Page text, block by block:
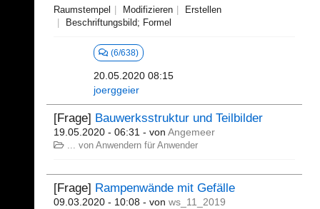
Raumstempel Modifizieren
Erstellen
Beschriftungsbild; Formel
(6/638)
20.05.2020 08:15
joerggeier
[Frage] Bauwerksstruktur und Teilbilder
19.05.2020 - 06:31 - von Angemeer
... von Anwendern für Anwender
[Frage] Rampenwände mit Gefälle
09.03.2020 - 10:08 - von ws_11_2019